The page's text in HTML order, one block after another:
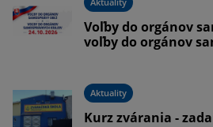
Voľby do orgánov
voľby do orgánov
Aktuality
Kurz zvárania -